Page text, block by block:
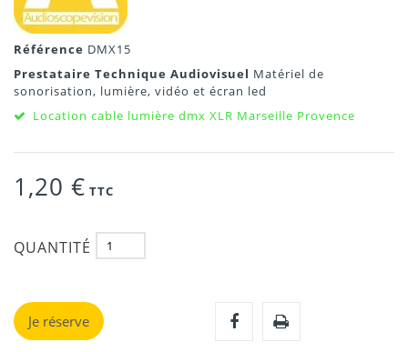
Référence DMX15
Prestataire Technique Audiovisuel Matériel de
sonorisation, lumière, vidéo et écran led
Location cable lumière dmx XLR Marseille Provence
1,20 € TTC
QUANTITÉ
Je réserve